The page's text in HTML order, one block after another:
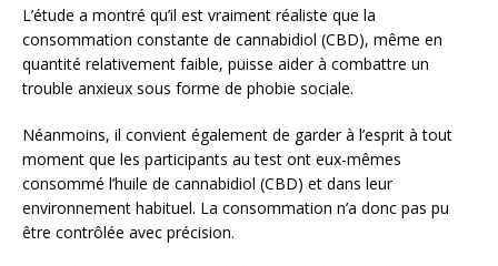
L’étude a montré qu’il est vraiment réaliste que la
consommation constante de cannabidiol (CBD), même en
quantité relativement faible, puisse aider à combattre un
trouble anxieux sous forme de phobie sociale.
Néanmoins, il convient également de garder à l’esprit à tout
moment que les participants au test ont eux-mêmes
consommé l’huile de cannabidiol (CBD) et dans leur
environnement habituel. La consommation n’a donc pas pu
être contrôlée avec précision.